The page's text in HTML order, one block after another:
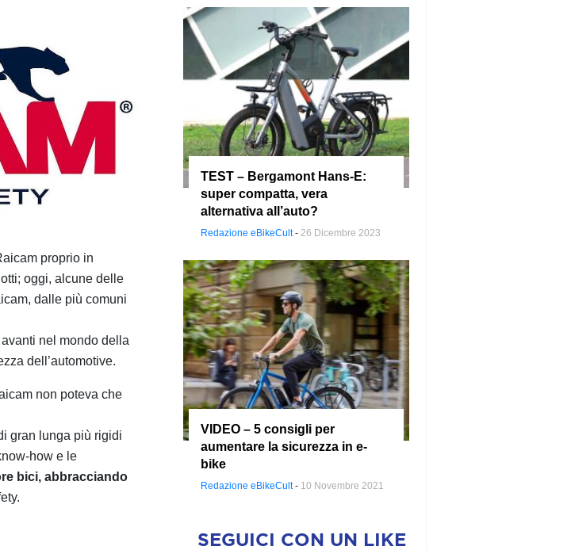
proprio in
oggi, alcune delle
dalle più comuni
nel mondo della
dell’automotive.
non poteva che
gran lunga più rigidi
how e le
bici, abbracciando
TEST – Bergamont Hans-E:
super compatta, vera
alternativa all’auto?
Redazione eBikeCult- 26 Dicembre 2023
VIDEO – 5 consigli per
aumentare la sicurezza in e-
bike
Redazione eBikeCult- 10 Novembre 2021
SEGUICI CON UN LIKE